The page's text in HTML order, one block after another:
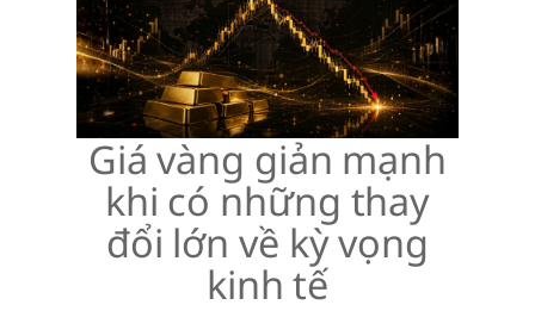
Giá vàng giản mạnh
khi có những thay
đổi lớn về kỳ vọng
kinh tế